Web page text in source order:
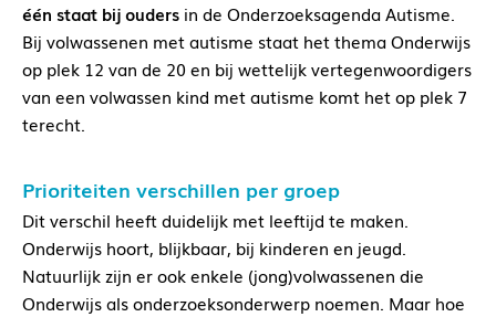
één staat bij ouders in de Onderzoeksagenda Autisme.
Bij volwassenen met autisme staat het thema Onderwijs
op plek 12 van de 20 en bij wettelijk vertegenwoordigers
van een volwassen kind met autisme komt het op plek 7
terecht.
Prioriteiten verschillen per groep
Dit verschil heeft duidelijk met leeftijd te maken.
Onderwijs hoort, blijkbaar, bij kinderen en jeugd.
Natuurlijk zijn er ook enkele (jong)volwassenen die
Onderwijs als onderzoeksonderwerp noemen. Maar hoe